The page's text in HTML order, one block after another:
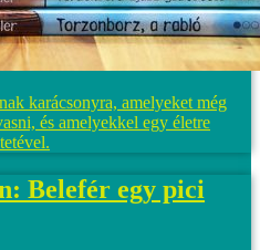
karácsonyra, amelyeket még
és amelyekkel egy életre
Belefér egy pici